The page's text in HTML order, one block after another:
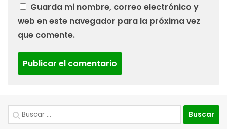
Guarda mi nombre, correo electrónico y
web en este navegador para la próxima vez
que comente.
Buscar: